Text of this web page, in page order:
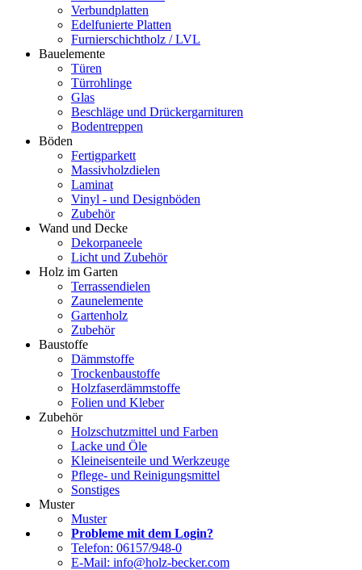
Verbundplatten
Edelfunierte Platten
Furnierschichtholz / LVL
Bauelemente
Türen
Türrohlinge
Glas
Beschläge und Drückergarnituren
Bodentreppen
Böden
Fertigparkett
Massivholzdielen
Laminat
Vinyl - und Designböden
Zubehör
Wand und Decke
Dekorpaneele
Licht und Zubehör
Holz im Garten
Terrassendielen
Zaunelemente
Gartenholz
Zubehör
Baustoffe
Dämmstoffe
Trockenbaustoffe
Holzfaserdämmstoffe
Folien und Kleber
Zubehör
Holzschutzmittel und Farben
Lacke und Öle
Kleineisenteile und Werkzeuge
Pflege- und Reinigungsmittel
Sonstiges
Muster
Muster
Probleme mit dem Login?
Telefon: 06157/948-0
E-Mail: info@holz-becker.com